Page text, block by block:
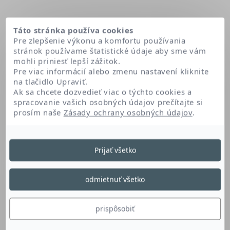
Domov Dextran
Dextran
Táto makomolekula cukru prispieva k
homogenite a stabilite produktu.
Táto stránka používa cookies
Pre zlepšenie výkonu a komfortu používania
stránok používame štatistické údaje aby sme vám
mohli priniesť lepší zážitok.
Pre viac informácií alebo zmenu nastavení kliknite
na tlačidlo Upraviť.
Ak sa chcete dozvedieť viac o týchto cookies a
spracovanie vašich osobných údajov prečítajte si
prosím naše Zásady ochrany osobných údajov.
prispôsobiť
odmietnuť všetko
Prijať všetko